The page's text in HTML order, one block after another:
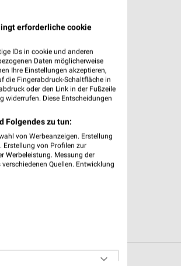
Prospekten
Code scannen.
erforderliche cookie
IDs in cookie und anderen
Daten möglicherweise
Ihre Einstellungen akzeptieren,
die Fingerabdruck-Schaltfläche in
oder den Link in der Fußzeile
widerrufen. Diese Entscheidungen
Folgendes zu tun:
von Werbeanzeigen. Erstellung
Erstellung von Profilen zur
Werbeleistung. Messung der
Quellen. Entwicklung